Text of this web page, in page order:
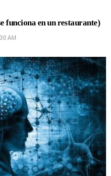
funciona en un restaurante)
AM